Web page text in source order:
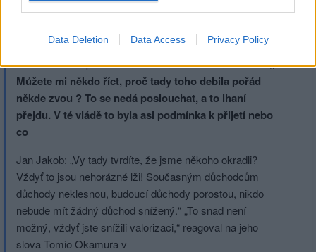
Data Deletion Data Access Privacy Policy
KamilaLiska |Předmět:RE: RE: RE:
Reakce na příspěvek #31
To člověk rozlepí oči a hned se mu ukáže tenhle idiot. 🤦
Můžete mi někdo říct, proč tady toho debila pořád
někde zvou ? To se nedá poslouchat, a to lhaní
přejdu. V té vládě to byla asi podmínka k přijetí nebo
co
Jan Jakob: „Vy tady tvrdíte, že jsme někoho okradli?
Vždyť to jsou nehorázné lži! Současným důchodcům
důchody neklesnou, budoucí důchody porostou, nikdo
nebude mít žádný důchod snížený.“ „To snad není
možný, vždyť jste snížili valorizaci,“ reagoval na jeho
slova Tomio Okamura v